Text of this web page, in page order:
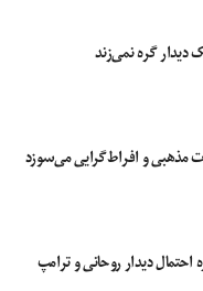
گره نمی‌زند
مذهبی و افراط‌گرایی می‌سوزد
دیدار روحانی و ترامپ